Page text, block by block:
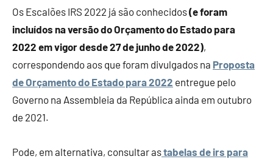
Finanças
Os Escalões IRS 2022 já são conhecidos(e foram
incluídos na versão do Orçamento do Estado para
2022 em vigor desde 27 de junho de 2022),
correspondendo aos que foram divulgados na Proposta
de Orçamento do Estado para 2022 entregue pelo
Governo na Assembleia da República ainda em outubro
de 2021.
Pode, em alternativa, consultar astabelas de irs para